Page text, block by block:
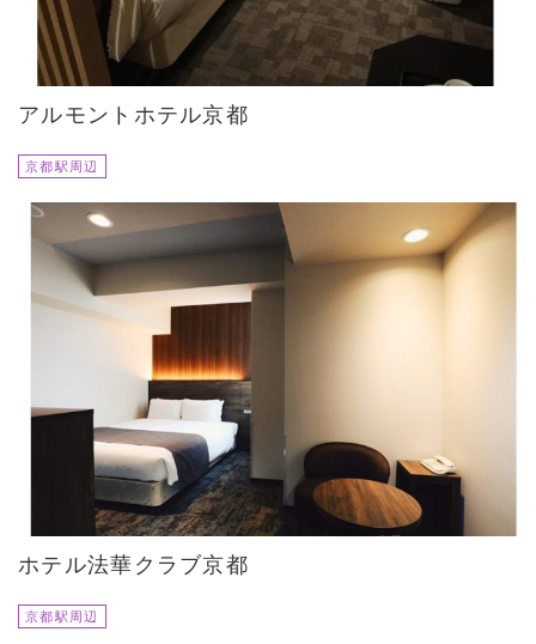
アルモントホテル京都
京都駅周辺
ホテル法華クラブ京都
京都駅周辺